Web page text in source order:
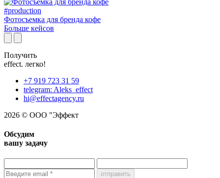
#production
Фотосъемка для бренда кофе
Больше кейсов
Получить
effect. легко!
+7 919 723 31 59
telegram: Aleks_effect
hi@effectagency.ru
2026 © ООО "Эффект
Обсудим
вашу задачу
отправить